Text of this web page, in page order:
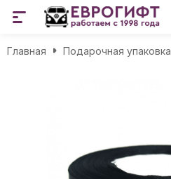
Главная Подарочная упаковка